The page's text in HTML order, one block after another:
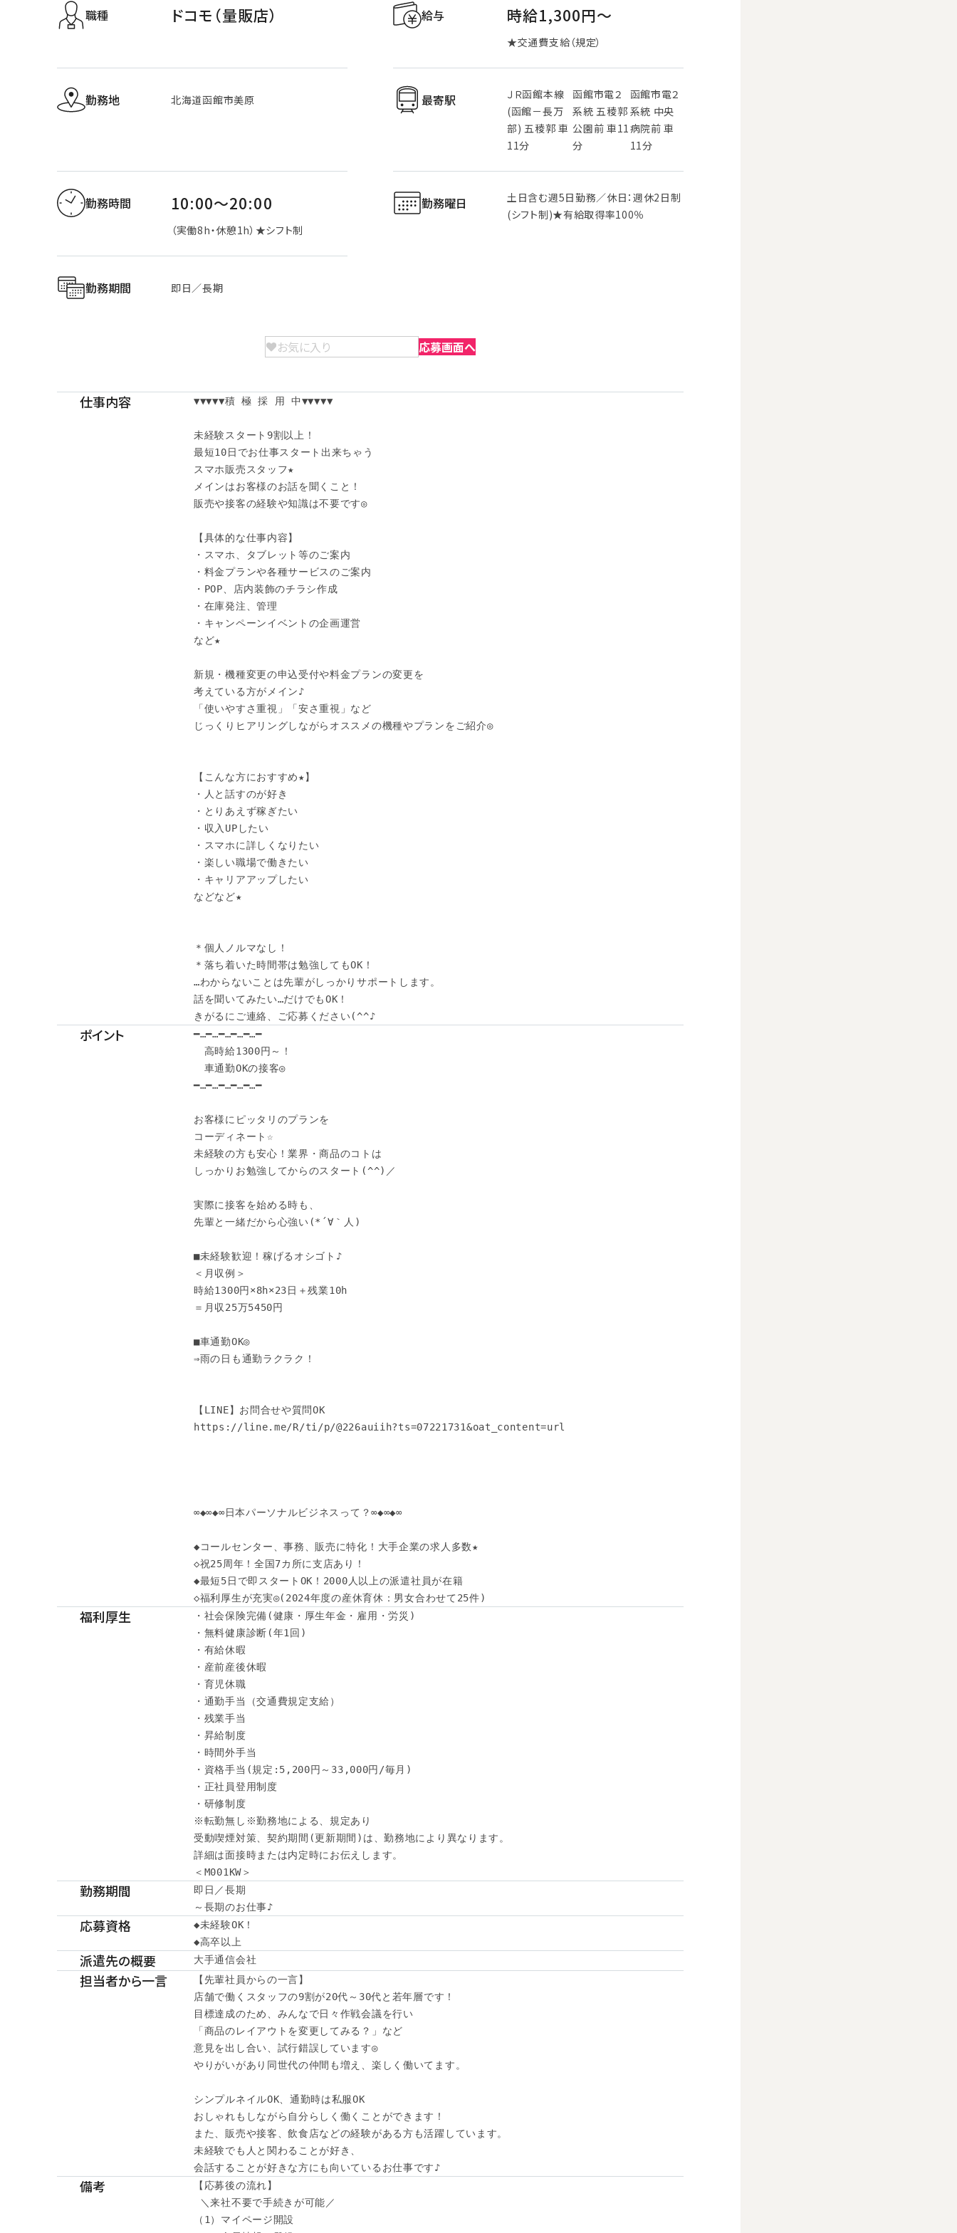
職種 ドコモ（量販店） 給与 時給1,300円〜
★交通費支給（規定）
勤務地 北海道函館市美原 最寄駅
ＪＲ函館本線
(函館－長万
部) 五稜郭 車
11分
函館市電２
系統 五稜郭
公園前 車11
分
函館市電２
系統 中央
病院前 車
11分
勤務時間 10:00～20:00
（実働8h・休憩1h）★シフト制
勤務曜日
土日含む週5日勤務／休日：週休2日制
(シフト制)★有給取得率100％
勤務期間 即日／長期
お気に入り 応募画面へ
仕事内容 ▼▼▼▼▼積 極 採 用 中▼▼▼▼▼
未経験スタート9割以上！
最短10日でお仕事スタート出来ちゃう
スマホ販売スタッフ★
メインはお客様のお話を聞くこと！
販売や接客の経験や知識は不要です◎
【具体的な仕事内容】
・スマホ、タブレット等のご案内
・料金プランや各種サービスのご案内
・POP、店内装飾のチラシ作成
・在庫発注、管理
・キャンペーンイベントの企画運営
など★
新規・機種変更の申込受付や料金プランの変更を
考えている方がメイン♪
「使いやすさ重視」「安さ重視」など
じっくりヒアリングしながらオススメの機種やプランをご紹介◎
【こんな方におすすめ★】
・人と話すのが好き
・とりあえず稼ぎたい
・収入UPしたい
・スマホに詳しくなりたい
・楽しい職場で働きたい
・キャリアアップしたい
などなど★
＊個人ノルマなし！
＊落ち着いた時間帯は勉強してもOK！
…わからないことは先輩がしっかりサポートします。
話を聞いてみたい…だけでもOK！
きがるにご連絡、ご応募ください(^^♪
ポイント
━…━…━…━…━…━
高時給1300円～！
車通勤OKの接客◎
━…━…━…━…━…━
お客様にピッタリのプランを
コーディネート☆
未経験の方も安心！業界・商品のコトは
しっかりお勉強してからのスタート(^^)／
実際に接客を始める時も、
先輩と一緒だから心強い(*´∀｀人)
■未経験歓迎！稼げるオシゴト♪
＜月収例＞
時給1300円×8h×23日＋残業10h
＝月収25万5450円
■車通勤OK◎
⇒雨の日も通勤ラクラク！
【LINE】お問合せや質問OK
https://line.me/R/ti/p/@226auiih?ts=07221731&oat_content=url
∞◆∞◆∞日本パーソナルビジネスって？∞◆∞◆∞
◆コールセンター、事務、販売に特化！大手企業の求人多数★
◇祝25周年！全国7カ所に支店あり！
◆最短5日で即スタートOK！2000人以上の派遣社員が在籍
◇福利厚生が充実◎(2024年度の産休育休：男女合わせて25件)
福利厚生
・社会保険完備(健康・厚生年金・雇用・労災)
・無料健康診断(年1回)
・有給休暇
・産前産後休暇
・育児休職
・通勤手当（交通費規定支給）
・残業手当
・昇給制度
・時間外手当
・資格手当(規定:5,200円～33,000円/毎月)
・正社員登用制度
・研修制度
※転勤無し※勤務地による、規定あり
受動喫煙対策、契約期間(更新期間)は、勤務地により異なります。
詳細は面接時または内定時にお伝えします。
＜M001KW＞
勤務期間
即日／長期
～長期のお仕事♪
応募資格
◆未経験OK！
◆高卒以上
派遣先の概要 大手通信会社
担当者から一言
【先輩社員からの一言】
店舗で働くスタッフの9割が20代～30代と若年層です！
目標達成のため、みんなで日々作戦会議を行い
「商品のレイアウトを変更してみる？」など
意見を出し合い、試行錯誤しています◎
やりがいがあり同世代の仲間も増え、楽しく働いてます。
シンプルネイルOK、通勤時は私服OK
おしゃれもしながら自分らしく働くことができます！
また、販売や接客、飲食店などの経験がある方も活躍しています。
未経験でも人と関わることが好き、
会話することが好きな方にも向いているお仕事です♪
備考
【応募後の流れ】
＼来社不要で手続きが可能／
（1）マイページ開設